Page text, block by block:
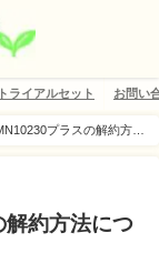
ライアルセット お問い
プラスの解約方法
約方法につ